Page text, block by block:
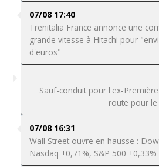
07/08 17:40
Trenitalia France annonce une
grande vitesse à Hitachi pour
d'euros"
Sauf-conduit pour l'ex-
route pour
07/08 16:31
Wall Street ouvre en hausse :
Nasdaq +0,71%, S&P 500 +0,33%